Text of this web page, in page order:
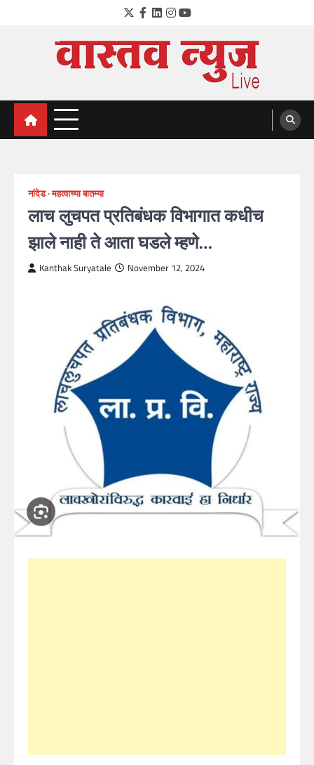
Twitter
Facebook
LinkedIn
Instagram
YouTube
VastavNEWSLive.com
a leading NEWS portal of Maharahstra
नांदेड महत्वाच्या बातम्या
लाच लुचपत प्रतिबंधक विभागात कधीच
झाले नाही ते आता घडले म्हणे…
Kanthak Suryatale November 12, 2024